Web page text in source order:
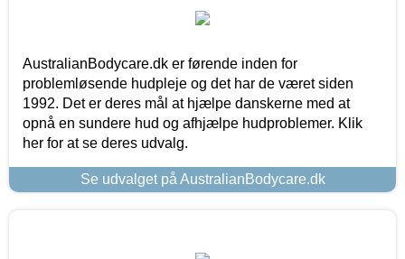
AustralianBodycare.dk er førende inden for
problemløsende hudpleje og det har de været siden
1992. Det er deres mål at hjælpe danskerne med at
opnå en sundere hud og afhjælpe hudproblemer. Klik
her for at se deres udvalg.
Se udvalget på AustralianBodycare.dk